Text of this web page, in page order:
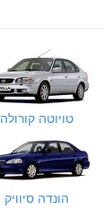
טויוטה קורולה
הונדה סיוויק